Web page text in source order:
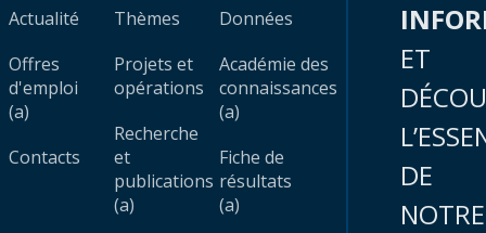
Actualité
Offres
d'emploi
(a)
Contacts
Thèmes
Projets et
opérations
Recherche
et
publications
(a)
Données
Académie des
connaissances
(a)
Fiche de
résultats
(a)
ET
DE
NOTRE